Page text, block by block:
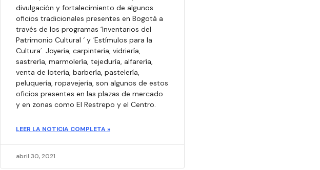
divulgación y fortalecimiento de algunos
oficios tradicionales presentes en Bogotá a
través de los programas ´Inventarios del
Patrimonio Cultural ´ y ´Estímulos para la
Cultura´. Joyería, carpintería, vidriería,
sastrería, marmolería, tejeduría, alfarería,
venta de lotería, barbería, pastelería,
peluquería, ropavejería, son algunos de estos
oficios presentes en las plazas de mercado
y en zonas como El Restrepo y el Centro.
LEER LA NOTICIA COMPLETA »
abril 30, 2021